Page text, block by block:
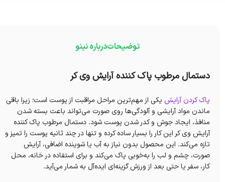
توضیحاتدرباره نینو
دستمال مرطوب پاک کننده آرایش وی کر
پاک کردن آرایش یکی از مهم‌ترین مراحل مراقبت از پوست است؛ زیرا باقی
ماندن مواد آرایشی و آلودگی‌ها روی صورت می‌تواند باعث بسته شدن
منافذ، ایجاد جوش و کدر شدن پوست شود. دستمال مرطوب پاک کننده
آرایش وی کر این کار را بسیار ساده کرده و تنها در چند ثانیه پوست را تمیز و
تازه می‌کند. این محصول بدون نیاز به آب یا شوینده اضافی، آرایش
صورت، چشم و لب را به‌خوبی پاک می‌کند و برای استفاده در خانه، محل
کار، سفر یا حتی بعد از ورزش گزینه‌ای ایده‌آل به شمار می‌آید.